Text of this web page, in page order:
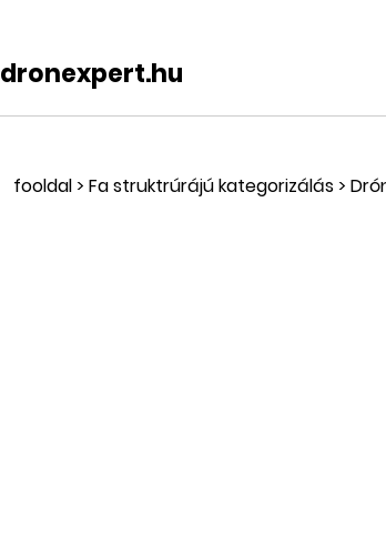
dronexpert.hu
fooldal> Fa struktrúrájú kategorizálás>